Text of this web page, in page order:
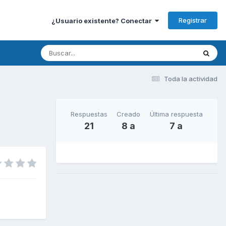
¿Usuario existente? Conectar Registrar
Toda la actividad
Respuestas
21
Creado
8 a
Última respuesta
7 a